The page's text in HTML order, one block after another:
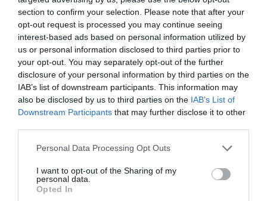
section to confirm your selection. Please note that after your
opt-out request is processed you may continue seeing
interest-based ads based on personal information utilized by
us or personal information disclosed to third parties prior to
your opt-out. You may separately opt-out of the further
disclosure of your personal information by third parties on the
IAB’s list of downstream participants. This information may
also be disclosed by us to third parties on the IAB’s List of
Downstream Participants that may further disclose it to other
Please note that this website/app uses one or more Google
not limited to your visit or usage behaviour. You may click to
grant or deny consent to Google and its third-party tags to
use your data for below specified purposes in below Google
Personal Data Processing Opt Outs
I want to opt-out of the Sharing of my
personal data.
Opted In